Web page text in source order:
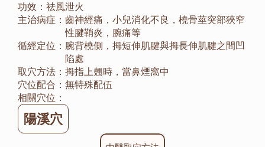
功效： 祛風泄火
主治病症： 齒神經痛，小兒消化不良，橈骨莖突部狹窄
性腱鞘炎，腕痛等
循經定位： 腕背橈側，拇短伸肌腱與拇長伸肌腱之間凹
陷處
取穴方法： 拇指上翹時，當鼻煙窩中
穴位配合： 無特殊配伍
相關穴位：
陽溪穴